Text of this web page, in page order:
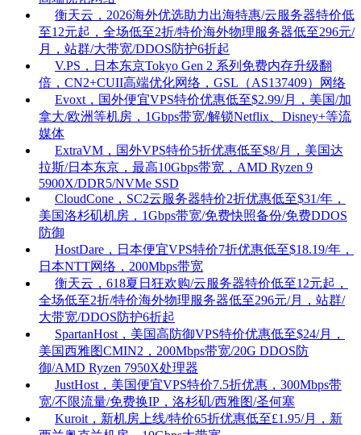
衡天云，2026海外优选助力出海特惠/云服务器特价低
至12元起，全场低至2折/特价海外物理服务器低至296元/
月，站群/大带宽/DDOS防护6折起
V.PS，日本东京Tokyo Gen 2 系列免费内存升级翻
倍，CN2+CUII高端优化网络，GSL（AS137409）网络
Evoxt，国外便宜VPS特价优惠低至$2.99/月，美国/加
拿大/欧洲等机房，1Gbps带宽/解锁Netflix、Disney+等流
媒体
ExtraVM，国外VPS特价5折优惠低至$8/月，美国达
拉斯/日本东京，最高10Gbps带宽，AMD Ryzen 9
5900X/DDR5/NVMe SSD
CloudCone，SC2云服务器特价2折优惠低至$31/年，
美国洛杉矶机房，1Gbps带宽/免费快照备份/免费DDOS
防御
HostDare，日本便宜VPS特价7折优惠低至$18.19/年，
日本NTT网络，200Mbps带宽
衡天云，618夏日狂欢购/云服务器特价低至12元起，
全场低至2折/特价海外物理服务器低至296元/月，站群/
大带宽/DDOS防护6折起
SpartanHost，美国高防御VPS特价优惠低至$24/月，
美国西雅图CMIN2，200Mbps带宽/20G DDOS防
御/AMD Ryzen 7950X处理器
JustHost，美国便宜VPS特价7.5折优惠，300Mbps带
宽/不限流量/免费换IP，洛杉矶/西雅图/圣何塞
Kuroit，新机房上线/特价65折优惠低至£1.95/月，新